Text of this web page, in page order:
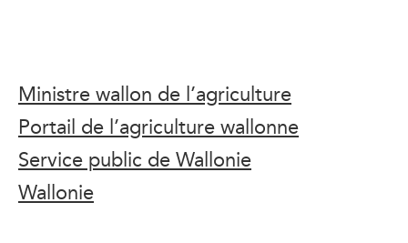
Ministre wallon de l’agriculture
Portail de l’agriculture wallonne
Service public de Wallonie
Wallonie